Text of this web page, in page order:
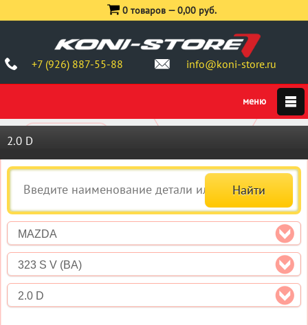
+7 (926) 887-55-88 info@koni-store.ru
0 товаров —0,00 руб.
2.0 D
MAZDA
323 S V (BA)
2.0 D